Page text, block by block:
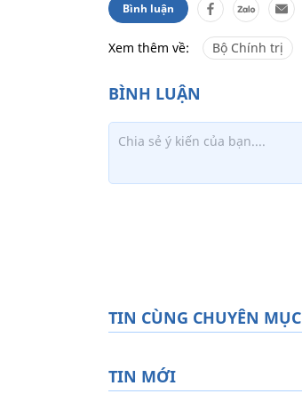
Bình luận
Xem thêm về: Bộ Chính trị
TIN CÙNG CHUYÊN MỤC
TIN MỚI